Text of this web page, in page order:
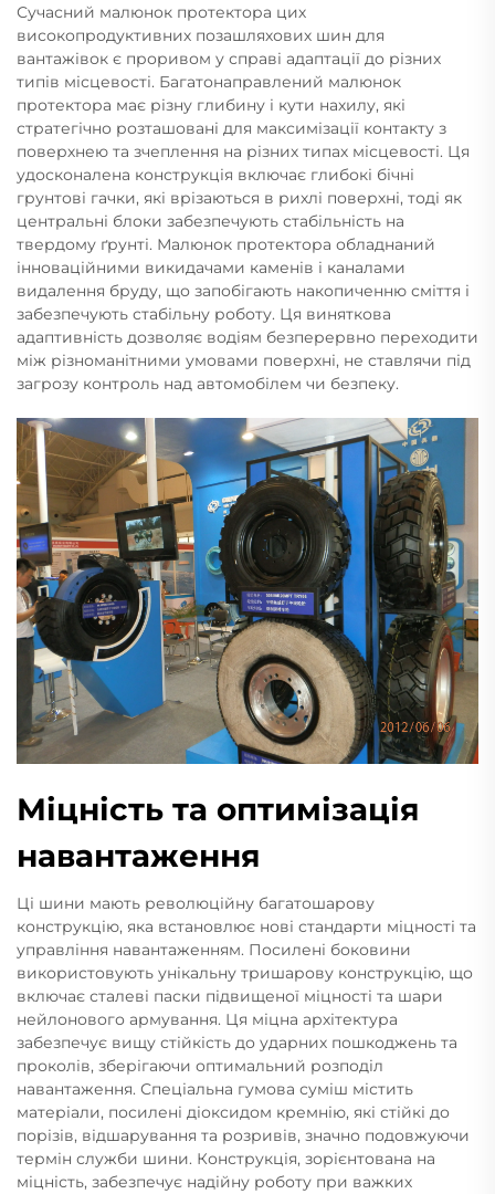
Сучасний малюнок протектора цих
високопродуктивних позашляхових шин для
вантажівок є проривом у справі адаптації до різних
типів місцевості. Багатонаправлений малюнок
протектора має різну глибину і кути нахилу, які
стратегічно розташовані для максимізації контакту з
поверхнею та зчеплення на різних типах місцевості. Ця
удосконалена конструкція включає глибокі бічні
грунтові гачки, які врізаються в рихлі поверхні, тоді як
центральні блоки забезпечують стабільність на
твердому ґрунті. Малюнок протектора обладнаний
інноваційними викидачами каменів і каналами
видалення бруду, що запобігають накопиченню сміття і
забезпечують стабільну роботу. Ця виняткова
адаптивність дозволяє водіям безперервно переходити
між різноманітними умовами поверхні, не ставлячи під
загрозу контроль над автомобілем чи безпеку.
Міцність та оптимізація
навантаження
Ці шини мають революційну багатошарову
конструкцію, яка встановлює нові стандарти міцності та
управління навантаженням. Посилені боковини
використовують унікальну тришарову конструкцію, що
включає сталеві паски підвищеної міцності та шари
нейлонового армування. Ця міцна архітектура
забезпечує вищу стійкість до ударних пошкоджень та
проколів, зберігаючи оптимальний розподіл
навантаження. Спеціальна гумова суміш містить
матеріали, посилені діоксидом кремнію, які стійкі до
порізів, відшарування та розривів, значно подовжуючи
термін служби шини. Конструкція, зорієнтована на
міцність, забезпечує надійну роботу при важких